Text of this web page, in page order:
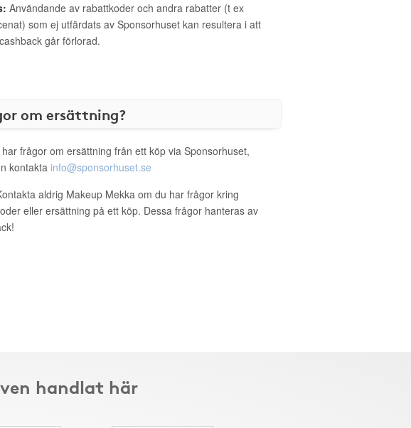
Användande av rabattkoder och andra rabatter (t ex
som ej utfärdats av Sponsorhuset kan resultera i att
går förlorad.
om ersättning?
frågor om ersättning från ett köp via Sponsorhuset,
kontakta info@sponsorhuset.se
aldrig Makeup Mekka om du har frågor kring
eller ersättning på ett köp. Dessa frågor hanteras av
handlat här